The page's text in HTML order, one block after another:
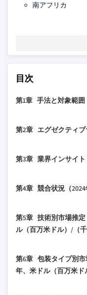
南アフリカ
目次
第1章 手法と対象範囲
1.2 調査設計
1.2.2 デー
1.3.1 グロ
1.4 基本推定値
1.4.1 基準
1.5 一次調査と
1.5.1 一
第2章 エグゼクティブ
2.2 主要市場ト
2.2.2 機械
2.2.4 包
2.2.5 材料
2.3 CXOの視点
2.3.1 業界
第3章 業界インサイト
3.1.1 サプ
3.1.3 各段
3.1.4 バリ
3.2.1 成長
3.2.2 業界
第4章 競合状況（2024
4.2 企業の市場
4.2.1 地域
第5章 技術別市場推定
ル（百万米ドル）/（千
5.2 手動
5.3 半自動
第6章 包装タイプ別市
年、米ドル（百万米ド